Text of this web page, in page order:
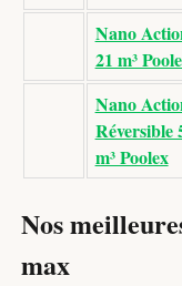
Nano
21 m³
Nano
Réversible
m³ Poolex
Nos
max